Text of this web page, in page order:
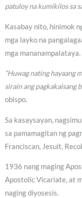
patuloy na kumikilos sa
Kasabay nito, hinimok
mga layko na
mga mananampalataya.
“Huwag nating hayaang
sirain ang pagkakaisang
obispo.
Sa kasaysayan,
sa pamamagitan ng
Franciscan, Jesuit,
1936 nang maging
Apostolic Vicariate, at
naging diyosesis.